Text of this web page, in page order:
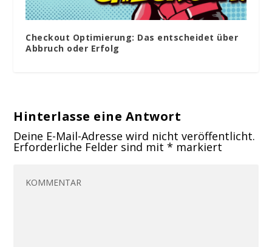
Checkout Optimierung: Das entscheidet über
Abbruch oder Erfolg
Hinterlasse eine Antwort
Deine E-Mail-Adresse wird nicht veröffentlicht.
Erforderliche Felder sind mit* markiert